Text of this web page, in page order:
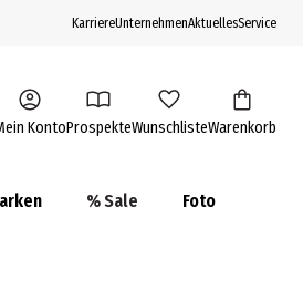
KarriereUnternehmenAktuellesService
KontoProspekteWunschlisteWarenkorb
% Sale Foto